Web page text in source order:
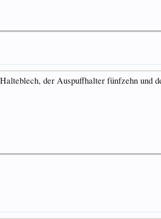
der Auspuffhalter fünfzehn und